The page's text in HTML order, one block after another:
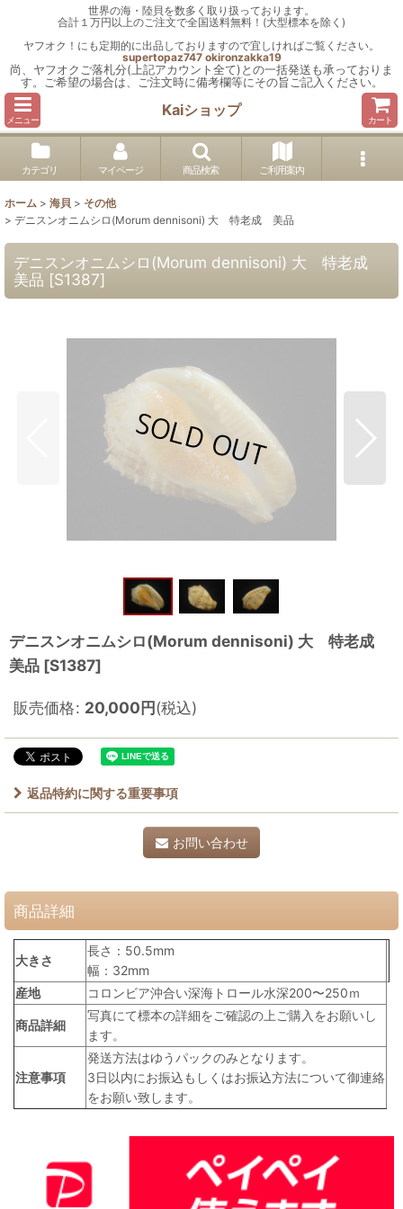
世界の海・陸貝を数多く取り扱っております。
合計１万円以上のご注文で全国送料無料！(大型標本を除く)
ヤフオク！にも定期的に出品しておりますので宜しければご覧ください。
supertopaz747 okironzakka19
尚、ヤフオクご落札分(上記アカウント全て)との一括発送も承っておりま
す。ご希望の場合は、ご注文時に備考欄等にその旨ご記入ください。
メニュー
Kaiショップ
カート
カテゴリ マイページ 商品検索 ご利用案内
ホーム > 海貝 > その他
> デニスンオニムシロ(Morum dennisoni) 大 特老成 美品
デニスンオニムシロ(Morum dennisoni) 大 特老成
美品 [S1387]
デニスンオニムシロ(Morum dennisoni) 大 特老成
美品 [S1387]
販売価格: 20,000円(税込)
返品特約に関する重要事項
お問い合わせ
商品詳細
大きさ
長さ：50.5mm
幅：32mm
産地
コロンビア沖合い深海トロール水深200〜250ｍ
商品詳細
写真にて標本の詳細をご確認の上ご購入をお願いし
ます。
注意事項
発送方法はゆうパックのみとなります。
3日以内にお振込もしくはお振込方法について御連絡
をお願い致します。